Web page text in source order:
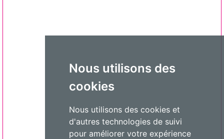
Nous utilisons des
cookies
Nous utilisons des cookies et
d'autres technologies de suivi
pour améliorer votre expérience